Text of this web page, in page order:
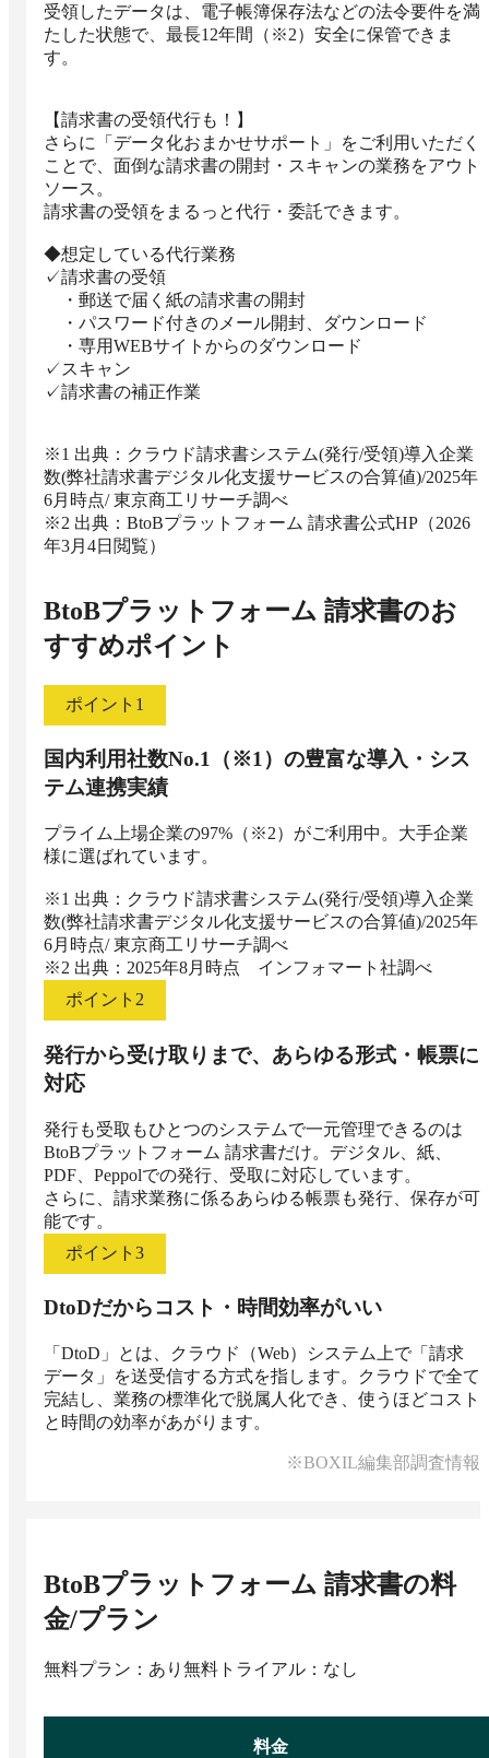
受領したデータは、電子帳簿保存法などの法令要件を満
たした状態で、最長12年間（※2）安全に保管できま
す。
【請求書の受領代行も！】
さらに「データ化おまかせサポート」をご利用いただく
ことで、面倒な請求書の開封・スキャンの業務をアウト
ソース。
請求書の受領をまるっと代行・委託できます。
◆想定している代行業務
✓請求書の受領
・郵送で届く紙の請求書の開封
・パスワード付きのメール開封、ダウンロード
・専用WEBサイトからのダウンロード
✓スキャン
✓請求書の補正作業
※1 出典：クラウド請求書システム(発行/受領)導入企業
数(弊社請求書デジタル化支援サービスの合算値)/2025年
6月時点/ 東京商工リサーチ調べ
※2 出典：BtoBプラットフォーム 請求書公式HP（2026
年3月4日閲覧）
BtoBプラットフォーム 請求書のお
すすめポイント
ポイント 1
国内利用社数No.1（※1）の豊富な導入・シス
テム連携実績
プライム上場企業の97%（※2）がご利用中。大手企業
様に選ばれています。
※1 出典：クラウド請求書システム(発行/受領)導入企業
数(弊社請求書デジタル化支援サービスの合算値)/2025年
6月時点/ 東京商工リサーチ調べ
※2 出典：2025年8月時点　インフォマート社調べ
ポイント 2
発行から受け取りまで、あらゆる形式・帳票に
対応
発行も受取もひとつのシステムで一元管理できるのは
BtoBプラットフォーム 請求書だけ。デジタル、紙、
PDF、Peppolでの発行、受取に対応しています。
さらに、請求業務に係るあらゆる帳票も発行、保存が可
能です。
ポイント 3
DtoDだからコスト・時間効率がいい
「DtoD」とは、クラウド（Web）システム上で「請求
データ」を送受信する方式を指します。クラウドで全て
完結し、業務の標準化で脱属人化でき、使うほどコスト
と時間の効率があがります。
※BOXIL編集部調査情報
BtoBプラットフォーム 請求書の料
金/プラン
無料プラン：あり 無料トライアル：なし
料金